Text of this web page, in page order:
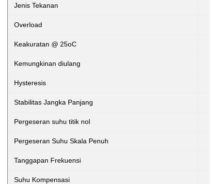
Jenis Tekanan
Overload
Keakuratan @ 25oC
Kemungkinan diulang
Hysteresis
Stabilitas Jangka Panjang
Pergeseran suhu titik nol
Pergeseran Suhu Skala Penuh
Tanggapan Frekuensi
Suhu Kompensasi